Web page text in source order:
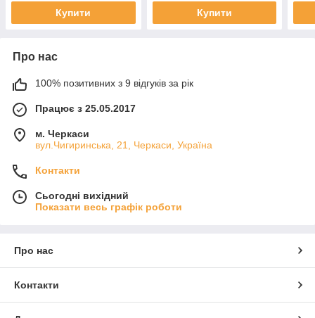
Купити Купити
Про нас
100% позитивних з 9 відгуків за рік
Працює з 25.05.2017
м. Черкаси
вул.Чигиринська, 21, Черкаси, Україна
Контакти
Сьогодні вихідний
Показати весь графік роботи
Про нас
Контакти